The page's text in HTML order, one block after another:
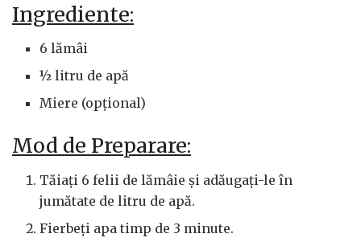
Ingrediente:
6 lămâi
½ litru de apă
Miere (opțional)
Mod de Preparare:
Tăiați 6 felii de lămâie și adăugați-le în
jumătate de litru de apă.
Fierbeți apa timp de 3 minute.